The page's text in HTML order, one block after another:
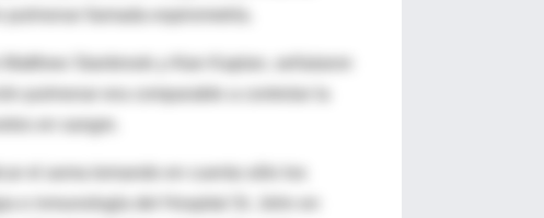
llamada espirometría.
Stanbrook y Alan Kaplan, señalaron
en sangre.
el asma tomando en cuenta sólo los
e inmunología del Hospital St. John en